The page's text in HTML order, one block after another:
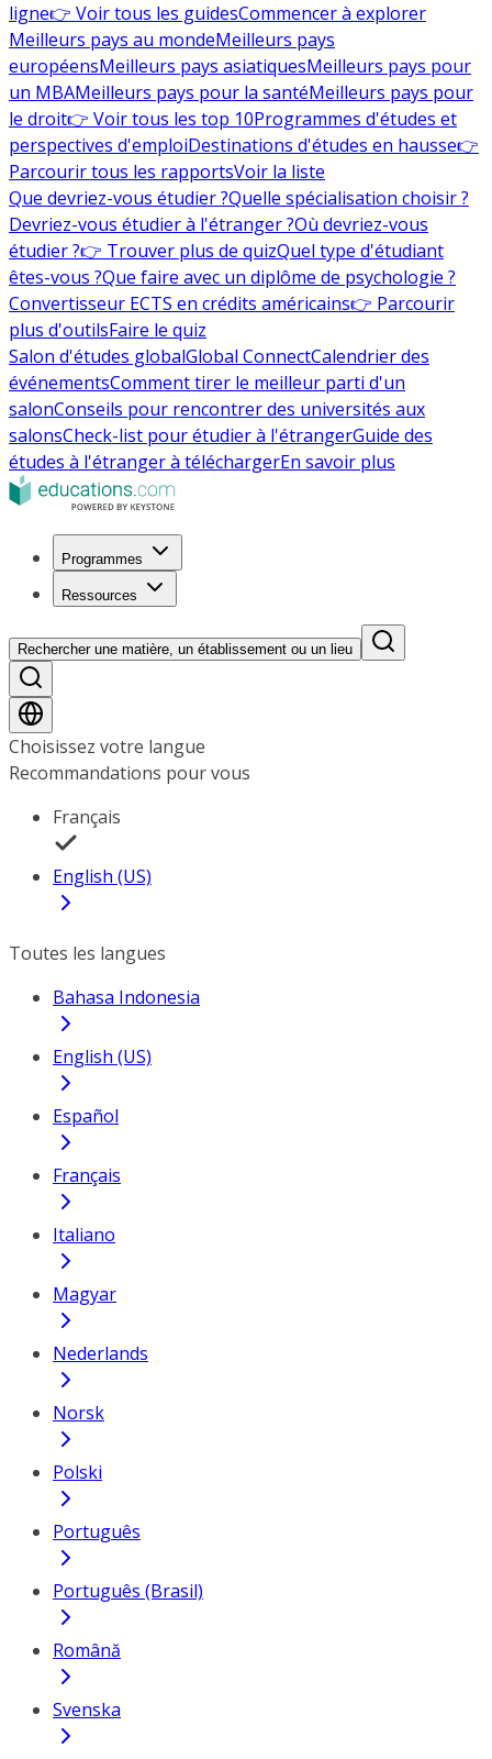
ligne👉 Voir tous les guidesCommencer à explorer
Meilleurs pays au mondeMeilleurs pays
européensMeilleurs pays asiatiquesMeilleurs pays pour
un MBAMeilleurs pays pour la santéMeilleurs pays pour
le droit👉 Voir tous les top 10Programmes d'études et
perspectives d'emploiDestinations d'études en hausse👉
Parcourir tous les rapportsVoir la liste
Que devriez-vous étudier ?Quelle spécialisation choisir ?
Devriez-vous étudier à l'étranger ?Où devriez-vous
étudier ?👉 Trouver plus de quizQuel type d'étudiant
êtes-vous ?Que faire avec un diplôme de psychologie ?
Convertisseur ECTS en crédits américains👉 Parcourir
plus d'outilsFaire le quiz
Salon d'études globalGlobal ConnectCalendrier des
événementsComment tirer le meilleur parti d'un
salonConseils pour rencontrer des universités aux
salonsCheck-list pour étudier à l'étrangerGuide des
études à l'étranger à téléchargerEn savoir plus
Programmes
Ressources
Rechercher une matière, un établissement ou un lieu
Choisissez votre langue
Recommandations pour vous
Français
English (US)
Toutes les langues
Bahasa Indonesia
English (US)
Español
Français
Italiano
Magyar
Nederlands
Norsk
Polski
Português
Português (Brasil)
Română
Svenska